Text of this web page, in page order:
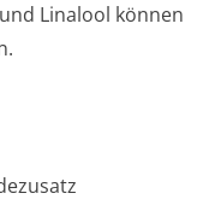
Linalool können